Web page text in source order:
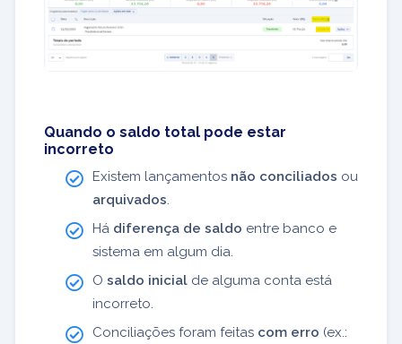
Quando o saldo total pode estar
incorreto
Existem lançamentos não conciliados ou
arquivados.
Há diferença de saldo entre banco e
sistema em algum dia.
O saldo inicial de alguma conta está
incorreto.
Conciliações foram feitas com erro (ex.: